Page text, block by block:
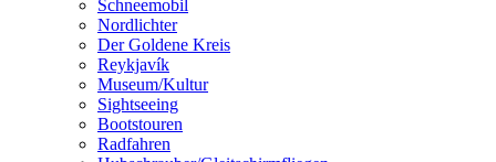
Schneemobil
Nordlichter
Der Goldene Kreis
Reykjavík
Museum/Kultur
Sightseeing
Bootstouren
Radfahren